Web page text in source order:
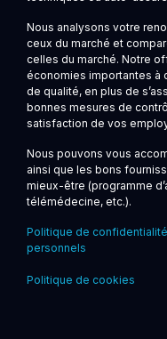
Nous analysons votre
ceux du marché et
celles du marché. Notre
économies importantes à
de qualité, en plus de
bonnes mesures de
satisfaction de vos
Nous pouvons vous
ainsi que les bons
mieux-être (programme
télémédecine, etc.).
Politique de
personnels
Politique de cookies